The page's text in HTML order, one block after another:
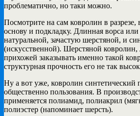
проблематично, но таки можно.
Посмотрите на сам ковролин в разрезе,
основу и подкладку. Длинная ворса или
натуральной, зачастую шерстяной, и
(искусственной). Шерстяной ковролин,
прихожей заказывать именно такой
структурная прочность его не так
Ну а вот уже, ковролин синтетический
общественно пользования. В
применяется полиамид, полиакрил
полиэстер (напоминает шерсть).